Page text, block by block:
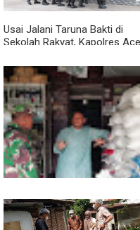
Usai Jalani Taruna Bakti di
Sekolah Rakyat, Kapolres
Perwira Polri
Lewat Komsos, Babinsa